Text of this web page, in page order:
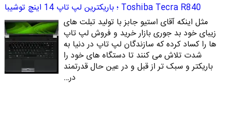
Toshiba Tecra R840 ؛ باریکترین لپ تاپ 14 اینچ توشیبا
مثل اینکه آقای استیو جابز با تولید تبلت های
زیبای خود بد جوری بازار خرید و فروش لپ تاپ
ها را کساد کرده که سازندگان لپ تاپ در دنیا به
شدت تلاش می کنند تا دستگاه های خود را
باریکتر و سبک تر از قبل و در عین حال قدرتمند
در…